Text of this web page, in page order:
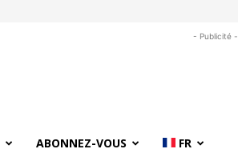
- Publicité -
ABONNEZ-VOUS FR